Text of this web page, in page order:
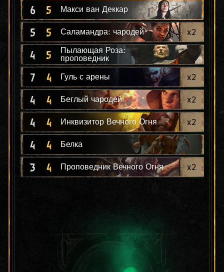
6 5 Макси ван Деккар
5 5 Саламандра: чародей x2
4 5
Пылающая Роза:
проповедник
7 4 Гуль с арены x2
4 4 Беглый чародей x2
4 4 Инквизитор Вечного Огня x2
4 4 Белка
3 4 Проповедник Вечного Огня x2